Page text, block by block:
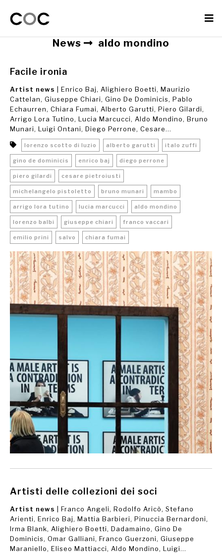
News aldo mondino
Facile ironia
Artist news
| Enrico Baj, Alighiero Boetti, Maurizio
Cattelan, Giuseppe Chiari, Gino De Dominicis, Pablo
Echaurren, Chiara Fumai, Alberto Garutti, Piero Gilardi,
Arrigo Lora Tutino, Lucia Marcucci, Aldo Mondino, Bruno
Munari, Luigi Ontani, Diego Perrone, Cesare...
lorenzo scotto di luzio alberto garutti italo zuffi
gino de dominicis enrico baj diego perrone
piero gilardi cesare pietroiusti
michelangelo pistoletto bruno munari mambo
arrigo lora tutino lucia marcucci aldo mondino
lorenzo balbi giuseppe chiari franco vaccari
emilio prini salvo chiara fumai
Artisti delle collezioni dei soci
Artist news
| Franco Angeli, Rodolfo Aricò, Stefano
Arienti, Enrico Baj, Mattia Barbieri, Pinuccia Bernardoni,
Irma Blank, Alighiero Boetti, Dadamaino, Gino De
Dominicis, Omar Galliani, Franco Guerzoni, Giuseppe
Maraniello, Eliseo Mattiacci, Aldo Mondino, Luigi...